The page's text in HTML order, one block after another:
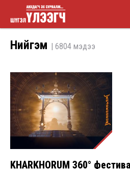
Skip
to
main
Шүгэл
Нийгэм | 6804 мэдээ
KHARKHORUM 360°